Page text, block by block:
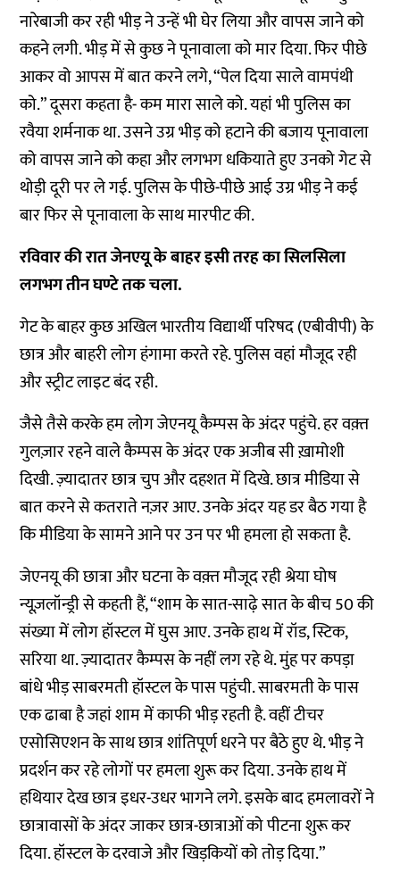
नारेबाजी कर रही भीड़ ने उन्हें भी घेर लिया और वापस जाने को
कहने लगी. भीड़ में से कुछ ने पूनावाला को मार दिया. फिर पीछे
आकर वो आपस में बात करने लगे, “पेल दिया साले वामपंथी
को.” दूसरा कहता है- कम मारा साले को. यहां भी पुलिस का
रवैया शर्मनाक था. उसने उग्र भीड़ को हटाने की बजाय पूनावाला
को वापस जाने को कहा और लगभग धकियाते हुए उनको गेट से
थोड़ी दूरी पर ले गई. पुलिस के पीछे-पीछे आई उग्र भीड़ ने कई
बार फिर से पूनावाला के साथ मारपीट की.
रविवार की रात जेनएयू के बाहर इसी तरह का सिलसिला
लगभग तीन घण्टे तक चला.
गेट के बाहर कुछ अखिल भारतीय विद्यार्थी परिषद (एबीवीपी) के
छात्र और बाहरी लोग हंगामा करते रहे. पुलिस वहां मौजूद रही
और स्ट्रीट लाइट बंद रही.
जैसे तैसे करके हम लोग जेएनयू कैम्पस के अंदर पहुंचे. हर वक़्त
गुलज़ार रहने वाले कैम्पस के अंदर एक अजीब सी ख़ामोशी
दिखी. ज़्यादातर छात्र चुप और दहशत में दिखे. छात्र मीडिया से
बात करने से कतराते नज़र आए. उनके अंदर यह डर बैठ गया है
कि मीडिया के सामने आने पर उन पर भी हमला हो सकता है.
जेएनयू की छात्रा और घटना के वक़्त मौजूद रही श्रेया घोष
न्यूज़लॉन्ड्री से कहती हैं, “शाम के सात-साढ़े सात के बीच 50 की
संख्या में लोग हॉस्टल में घुस आए. उनके हाथ में रॉड, स्टिक,
सरिया था. ज़्यादातर कैम्पस के नहीं लग रहे थे. मुंह पर कपड़ा
बांधे भीड़ साबरमती हॉस्टल के पास पहुंची. साबरमती के पास
एक ढाबा है जहां शाम में काफी भीड़ रहती है. वहीं टीचर
एसोसिएशन के साथ छात्र शांतिपूर्ण धरने पर बैठे हुए थे. भीड़ ने
प्रदर्शन कर रहे लोगों पर हमला शुरू कर दिया. उनके हाथ में
हथियार देख छात्र इधर-उधर भागने लगे. इसके बाद हमलावरों ने
छात्रावासों के अंदर जाकर छात्र-छात्राओं को पीटना शुरू कर
दिया. हॉस्टल के दरवाजे और खिड़कियों को तोड़ दिया.”